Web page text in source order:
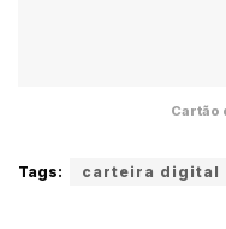
Cartão
Tags: carteira digital